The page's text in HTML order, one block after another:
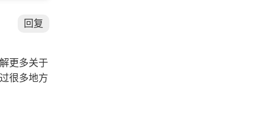
回复
更多关于
很多地方